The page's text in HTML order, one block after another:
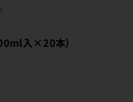
入×20本）